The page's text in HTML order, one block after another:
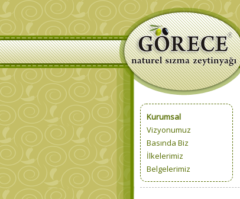
Kurumsal
Vizyonumuz
Basında Biz
İlkelerimiz
Belgelerimiz